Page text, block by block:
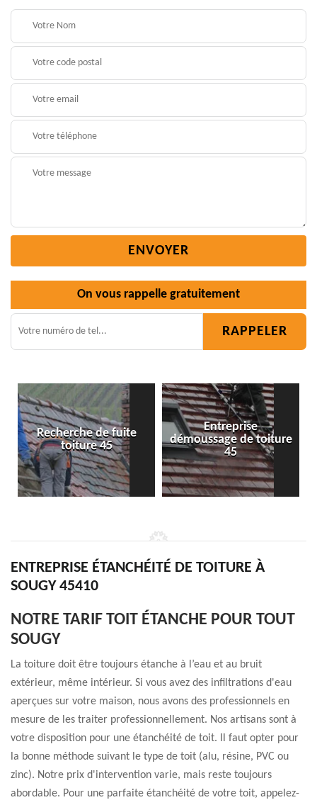
On vous rappelle gratuitement
de fuite
toiture 45
Entreprise
démoussage de toiture
45
ENTREPRISE ÉTANCHÉITÉ DE TOITURE À
SOUGY 45410
NOTRE TARIF TOIT ÉTANCHE POUR TOUT
SOUGY
La toiture doit être toujours étanche à l’eau et au bruit
extérieur, même intérieur. Si vous avez des infiltrations d'eau
aperçues sur votre maison, nous avons des professionnels en
mesure de les traiter professionnellement. Nos artisans sont à
votre disposition pour une étanchéité de toit. Il faut opter pour
la bonne méthode suivant le type de toit (alu, résine, PVC ou
zinc). Notre prix d'intervention varie, mais reste toujours
abordable. Pour une parfaite étanchéité de votre toit, appelez-